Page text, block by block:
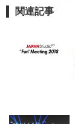
関連記事